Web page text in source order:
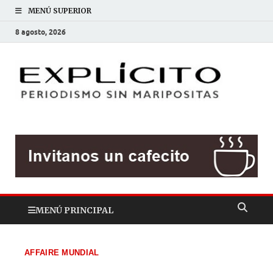
MENÚ SUPERIOR
8 agosto, 2026
MENÚ PRINCIPAL
AFFAIRE MUNDIAL